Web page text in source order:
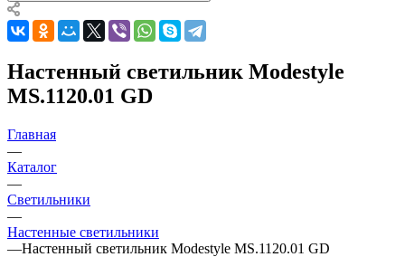
Настенный светильник Modestyle
MS.1120.01 GD
Главная
—
Каталог
—
Светильники
—
Настенные светильники
—Настенный светильник Modestyle MS.1120.01 GD